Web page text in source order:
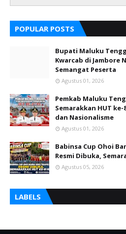
POPULAR POSTS
Bupati Maluku
Kwarcab di Jambore
Semangat Peserta
Agustus 01, 2026
Pemkab Maluku
Semarakkan HUT
dan Nasionalisme
Agustus 01, 2026
Babinsa Cup Ohoi
Resmi Dibuka,
Agustus 05, 2026
LABELS